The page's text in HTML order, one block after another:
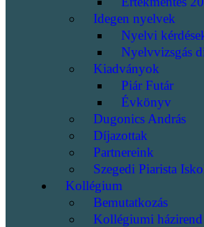
Idegen nyelvek
Nyelvi
Nyelvvizsgás
Kiadványok
Piár Futár
Évkönyv
Dugonics András
Díjazottak
Partnereink
Szegedi Piarista
Kollégium
Bemutatkozás
Kollégiumi házirend